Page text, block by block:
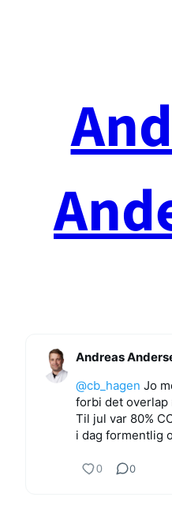
Andreas
@cb_hagen Jo
forbi det overlap
Til jul var 80%
i dag formentlig
0 0